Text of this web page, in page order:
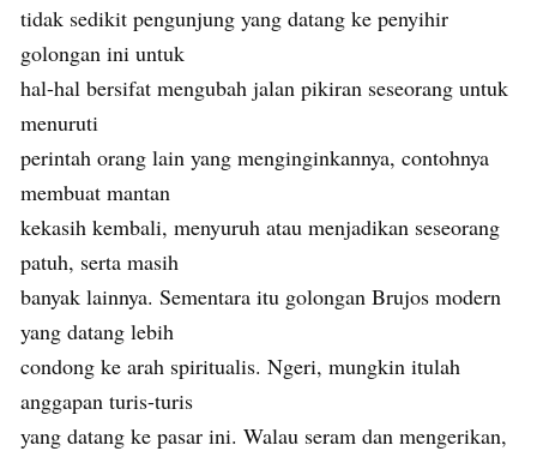
tidak sedikit pengunjung yang datang ke penyihir
golongan ini untuk
hal-hal bersifat mengubah jalan pikiran seseorang untuk
menuruti
perintah orang lain yang menginginkannya, contohnya
membuat mantan
kekasih kembali, menyuruh atau menjadikan seseorang
patuh, serta masih
banyak lainnya. Sementara itu golongan Brujos modern
yang datang lebih
condong ke arah spiritualis. Ngeri, mungkin itulah
anggapan turis-turis
yang datang ke pasar ini. Walau seram dan mengerikan,